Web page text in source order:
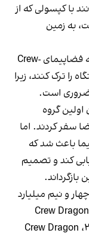
با کپسولی که از
به زمین
طبق اعلام ناسا، ویلمور و ویلیامز تا زمانی که فضاپیمای Crew-
را ترک کنند، زیرا
ضروری است.
گروه
سفر کردند. اما
باعث شد که
کند و تصمیم
و نیم میلیارد
دالری با ناسا طراحی کرده است تا با کپسول Crew Dragon
شرکت اسپیس‌ایکس رقابت کند. از سال ۲۰۲۰، Crew Dragon